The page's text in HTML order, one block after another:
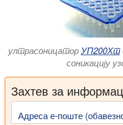
ултрасоницаторУП200Хт
соникацију
Захтев за
Адреса е-поште